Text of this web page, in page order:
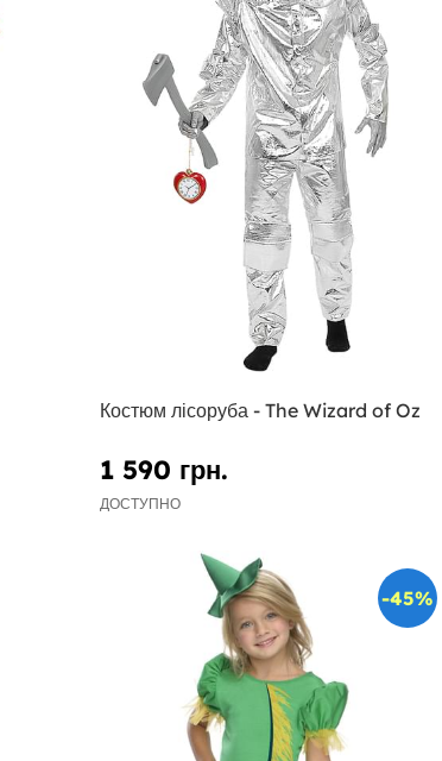
Костюм лісоруба - The Wizard of Oz
1 590 грн.
ДОСТУПНО
-45%